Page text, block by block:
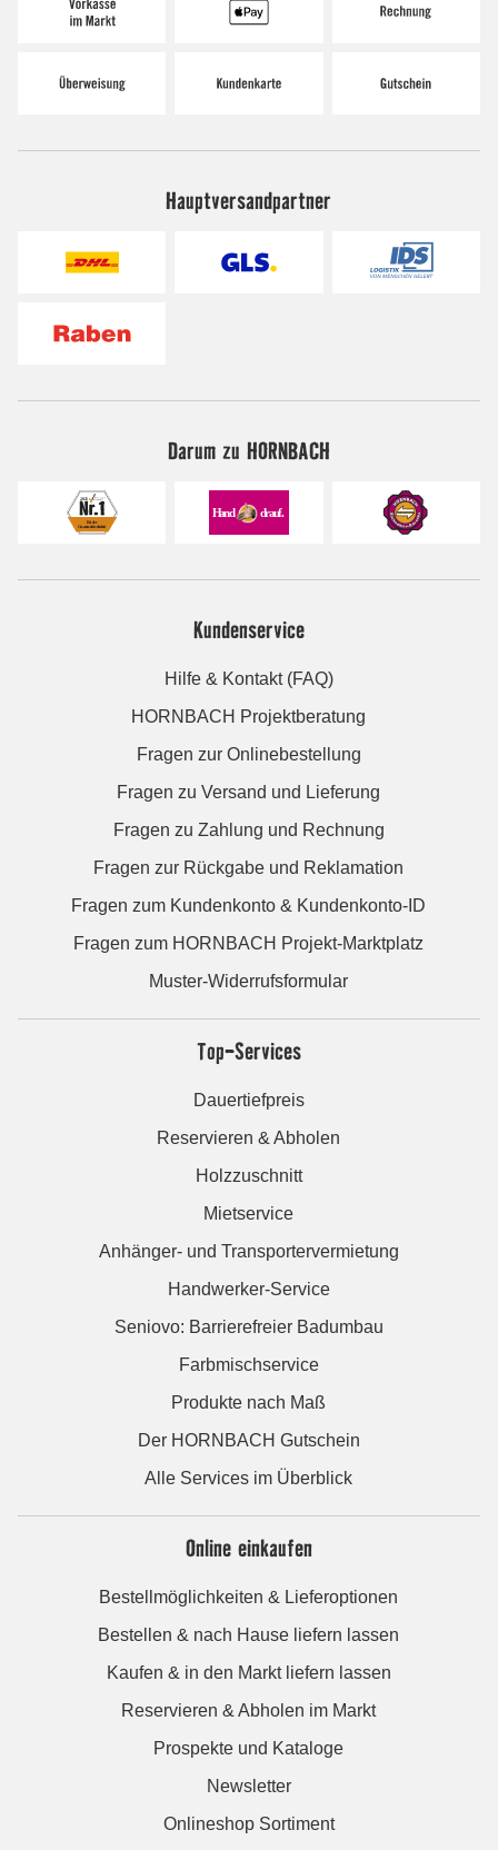
Hauptversandpartner
Darum zu HORNBACH
Kundenservice
Hilfe & Kontakt (FAQ)
HORNBACH Projektberatung
Fragen zur Onlinebestellung
Fragen zu Versand und Lieferung
Fragen zu Zahlung und Rechnung
Fragen zur Rückgabe und Reklamation
Fragen zum Kundenkonto & Kundenkonto-ID
Fragen zum HORNBACH Projekt-Marktplatz
Muster-Widerrufsformular
Top-Services
Dauertiefpreis
Reservieren & Abholen
Holzzuschnitt
Mietservice
Anhänger- und Transportervermietung
Handwerker-Service
Seniovo: Barrierefreier Badumbau
Farbmischservice
Produkte nach Maß
Der HORNBACH Gutschein
Alle Services im Überblick
Online einkaufen
Bestellmöglichkeiten & Lieferoptionen
Bestellen & nach Hause liefern lassen
Kaufen & in den Markt liefern lassen
Reservieren & Abholen im Markt
Prospekte und Kataloge
Newsletter
Onlineshop Sortiment